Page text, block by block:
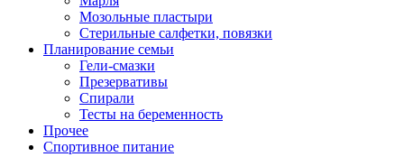
Мозольные пластыри
Стерильные салфетки, повязки
Планирование семьи
Гели-смазки
Презервативы
Спирали
Тесты на беременность
Прочее
Спортивное питание